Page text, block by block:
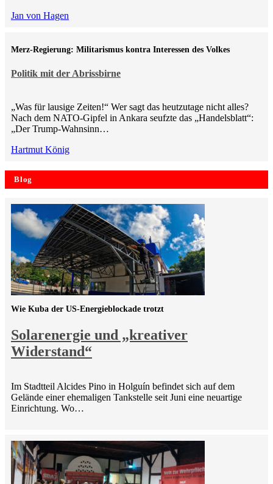
Jan von Hagen
Politik mit der Abrissbirne
Merz-Regierung: Militarismus kontra Inte­ressen des Volkes
„Was für lausige Zeiten!“ Wer sagt das heutzutage nicht alles?
Nach dem NATO-Gipfel in Ankara seufzte das „Handelsblatt“:
„Der Trump-Wahnsinn…
Hartmut König
Blog
Solarenergie und „kreativer
Widerstand“
Wie Kuba der US-Energieblockade trotzt
Im Stadtteil Alcides Pino in Holguín befindet sich auf dem
Gelände einer ehemaligen Tankstelle seit Juni eine neuartige
Einrichtung. Wo…